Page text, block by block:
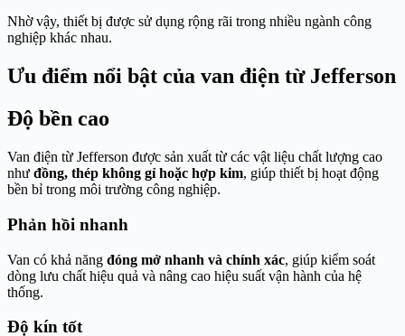
Nhờ vậy, thiết bị được sử dụng rộng rãi trong nhiều ngành công
nghiệp khác nhau.
Ưu điểm nổi bật của van điện từ Jefferson
Độ bền cao
Van điện từ Jefferson được sản xuất từ các vật liệu chất lượng cao
như đồng, thép không gỉ hoặc hợp kim, giúp thiết bị hoạt động
bền bỉ trong môi trường công nghiệp.
Phản hồi nhanh
Van có khả năng đóng mở nhanh và chính xác, giúp kiểm soát
dòng lưu chất hiệu quả và nâng cao hiệu suất vận hành của hệ
thống.
Độ kín tốt